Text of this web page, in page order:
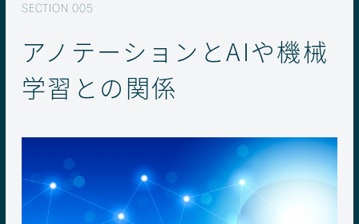
アノテーションとAIや機械
学習との関係